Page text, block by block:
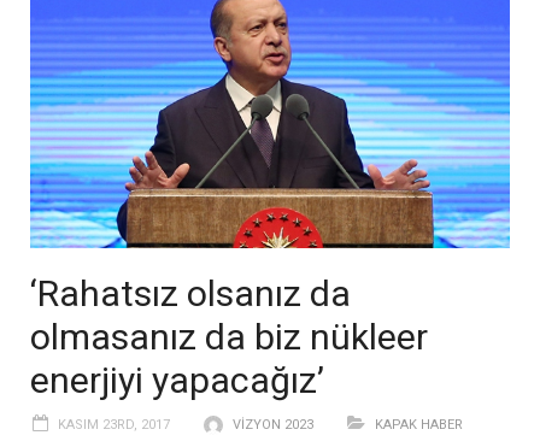
‘Rahatsız olsanız da
olmasanız da biz nükleer
enerjiyi yapacağız’
KASIM 23RD, 2017 VIZYON 2023 KAPAK HABER